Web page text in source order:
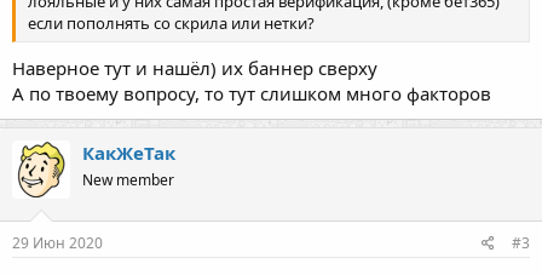
если пополнять со скрила или нетки?
Наверное тут и нашёл) их баннер сверху
А по твоему вопросу, то тут слишком много факторов
КакЖеТак
New member
29 Июн 2020 #3